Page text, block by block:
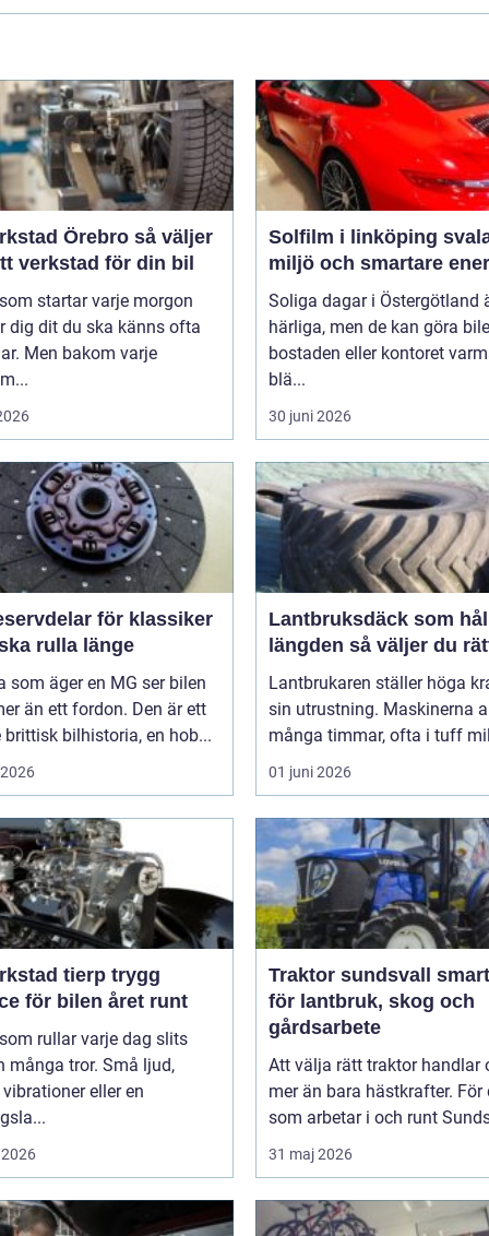
Örebro så väljer
verkstad för din bil
startar varje morgon
dig dit du ska känns ofta
Men bakom varje
Solfilm i linköping svalare
miljö och smartare
Soliga dagar i Östergötland
härliga, men de kan göra
bostaden eller kontoret
blä...
30 juni 2026
för klassiker
rulla länge
som äger en MG ser bilen
än ett fordon. Den är ett
brittisk bilhistoria, en hob...
Lantbruksdäck som
längden så väljer du
Lantbrukaren ställer höga
sin utrustning. Maskinerna
många timmar, ofta i tuff
01 juni 2026
tierp trygg
för bilen året runt
rullar varje dag slits
många tror. Små ljud,
eller en
Traktor sundsvall smarta val
för lantbruk, skog och
gårdsarbete
Att välja rätt traktor handlar
mer än bara hästkrafter. För
som arbetar i och runt
31 maj 2026